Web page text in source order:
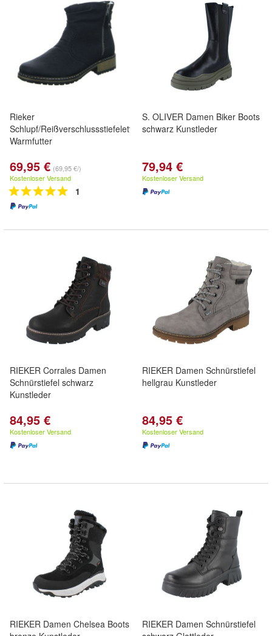
Rieker
Schlupf/Reißverschlussstiefelette
Warmfutter
69,95 € (69,95 €/)
Kostenloser Versand
1
S. OLIVER Damen Biker Boots
schwarz Kunstleder
79,94 €
Kostenloser Versand
RIEKER Corrales Damen
Schnürstiefel schwarz
Kunstleder
84,95 €
Kostenloser Versand
RIEKER Damen Schnürstiefel
hellgrau Kunstleder
84,95 €
Kostenloser Versand
RIEKER Damen Chelsea Boots
RIEKER Damen Schnürstiefel